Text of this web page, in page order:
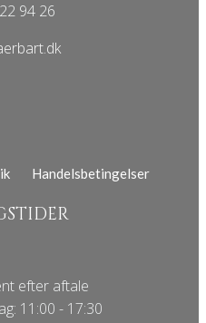
94 26
Handelsbetingelser
efter aftale
11:00 - 17:30